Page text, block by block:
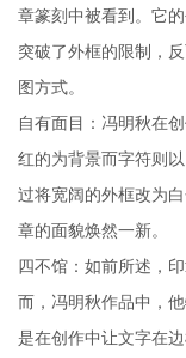
章篆刻中被看到。它
突破了外框的限制，
图方式。
自有面目：冯明秋在
红的为背景而字符则
过将宽阔的外框改为
章的面貌焕然一新。
四不馆：如前所述，
而，冯明秋作品中，
是在创作中让文字在